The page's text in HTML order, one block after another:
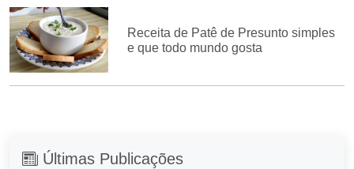
Receita de Patê de Presunto simples
e que todo mundo gosta
Últimas Publicações